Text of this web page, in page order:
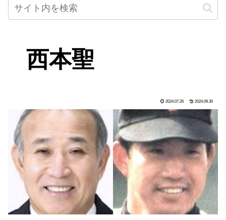
西本聖
2024.07.26 2024.09.30